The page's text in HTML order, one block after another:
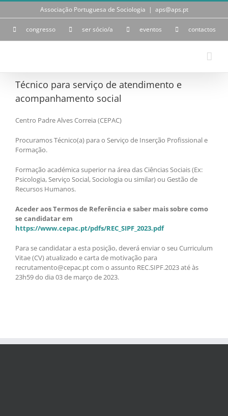
Skip
Associação Portuguesa de Sociologia | aps@aps.pt
congresso ser sócio/a eventos contactos
Técnico para serviço de atendimento e
acompanhamento social
Centro Padre Alves Correia (CEPAC)
Procuramos Técnico(a) para o Serviço de Inserção Profissional e
Formação.
Formação académica superior na área das Ciências Sociais (Ex:
Psicologia, Serviço Social, Sociologia ou similar) ou Gestão de
Recursos Humanos.
Aceder aos Termos de Referência e saber mais sobre como
se candidatar em
https://www.cepac.pt/pdfs/REC_SIPF_2023.pdf
Para se candidatar a esta posição, deverá enviar o seu Curriculum
Vitae (CV) atualizado e carta de motivação para
recrutamento@cepac.pt com o assunto REC.SIPF.2023 até às
23h59 do dia 03 de março de 2023.